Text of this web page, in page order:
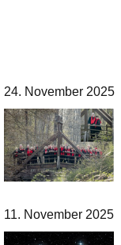
24. November 2025
11. November 2025